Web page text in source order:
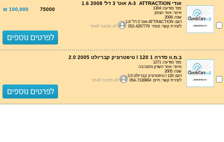
אודי A-3 ATTRACTION אוט' 3 דל' 1.6 2008
מס' מודעה: 1304
איזור: אזור הצפון
שנה: 2008
דגם: ATTRACTION אוט' 3 דל' 1.6
ליצירת קשר: סמיר 052-4267779
לא מחובר לאתר
75000
100,000 ₪
ב.מ.וו סדרה 1 I 120 טיפטרוניק קבריולט 2.0 2005
מס' מודעה: 1271
איזור: אזור השרון והסביבה
שנה: 2005
דגם: I 120 טיפטרוניק קבריולט 2.0
ליצירת קשר: חיים 054-7130864
לא מחובר לאתר